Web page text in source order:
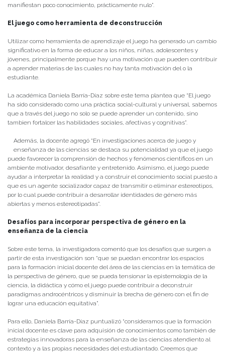
manifiestan poco conocimiento, prácticamente nulo”.
El juego como herramienta de deconstrucción
Utilizar como herramienta de aprendizaje el juego ha generado un cambio
significativo en la forma de educar a los niños, niñas, adolescentes y
jóvenes, principalmente porque hay una motivación que pueden contribuir
a aprender materias de las cuales no hay tanta motivación del o la
estudiante.
La académica Daniela Barría-Díaz sobre este tema plantea que “El juego
ha sido considerado como una práctica social-cultural y universal, sabemos
que a través del juego no solo se puede aprender un contenido, sino
tambien fortalcer las habilidades sociales, afectivas y cognitivas”.
Además, la docente agregó “En investigaciones acerca de juego y
enseñanza de las ciencias se destaca su potencialidad ya que el juego
puede favorecer la comprensión de hechos y fenómenos científicos en un
ambiente motivador, desafíante y entretenido. Asimismo, el juego puede
ayudar a interpretar la realidad y a construir el conocimiento social puesto a
que es un agente socializador capaz de transmitir o eliminar estereotipos,
por lo cual puede contribuir a desarrollar identidades de género más
abiertas y menos estereotipadas”.
Desafíos para incorporar perspectiva de género en la
enseñanza de la ciencia
Sobre este tema, la investigadora comentó que los desafíos que surgen a
partir de esta investigación son “que se puedan encontrar los espacios
para la formación inicial docente del área de las ciencias en la temática de
la perspectiva de género, que se pueda tensionar la epistemología de la
ciencia, la didáctica y cómo el juego puede contribuir a deconstruir
paradigmas androcéntricos y disminuir la brecha de género con el fin de
lograr una educación equitativa”.
Para ello, Daniela Barría-Díaz puntualizó “consideramos que la formación
inicial docente es clave para adquisión de conocimientos como también de
estrategias innovadoras para la enseñanza de las ciencias atendiento al
contexto y a las propias necesidades del estudiantado. Creemos que